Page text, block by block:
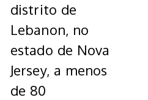
distrito de
Lebanon, no
estado de Nova
Jersey, a menos
de 80